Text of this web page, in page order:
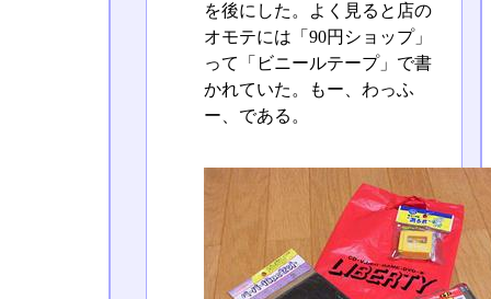
を後にした。よく見ると店の
オモテには「90円ショップ」
って「ビニールテープ」で書
かれていた。もー、わっふ
ー、である。